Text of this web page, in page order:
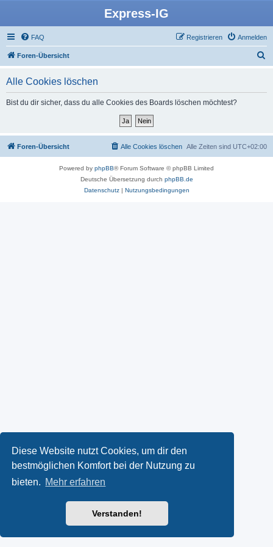
Diese Website nutzt Cookies, um dir den
bestmöglichen Komfort bei der Nutzung zu
bieten. Mehr erfahren
Verstanden!
Express-IG
FAQ Anmelden
Registrieren
Foren-Übersicht
Alle Cookies löschen
Bist du dir sicher, dass du alle Cookies des Boards löschen möchtest?
Foren-Übersicht Alle Zeiten sind UTC+02:00
Alle Cookies löschen
Powered by phpBB® Forum Software © phpBB Limited
Deutsche Übersetzung durch phpBB.de
Datenschutz| Nutzungsbedingungen